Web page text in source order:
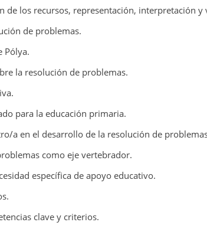
de los recursos, representación, interpretación
de problemas.
Pólya.
la resolución de problemas.
para la educación primaria.
a en el desarrollo de la resolución de
como eje vertebrador.
específica de apoyo educativo.
clave y criterios.